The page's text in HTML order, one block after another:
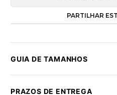
PARTILHAR
GUIA DE TAMANHOS
PRAZOS DE ENTREGA